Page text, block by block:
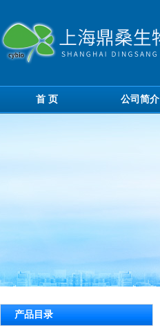
首 页 公司简介
产品目录